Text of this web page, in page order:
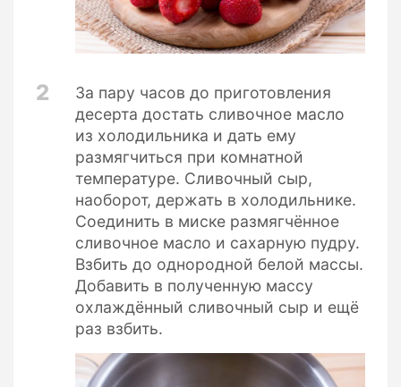
2
За пару часов до приготовления
десерта достать сливочное масло
из холодильника и дать ему
размягчиться при комнатной
температуре. Сливочный сыр,
наоборот, держать в холодильнике.
Соединить в миске размягчённое
сливочное масло и сахарную пудру.
Взбить до однородной белой массы.
Добавить в полученную массу
охлаждённый сливочный сыр и ещё
раз взбить.